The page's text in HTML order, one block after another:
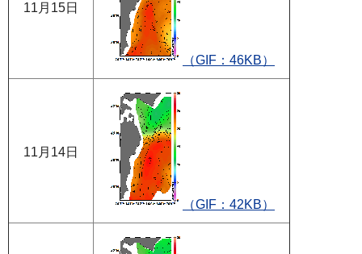
11月15日
（GIF：46KB）
11月14日
（GIF：42KB）